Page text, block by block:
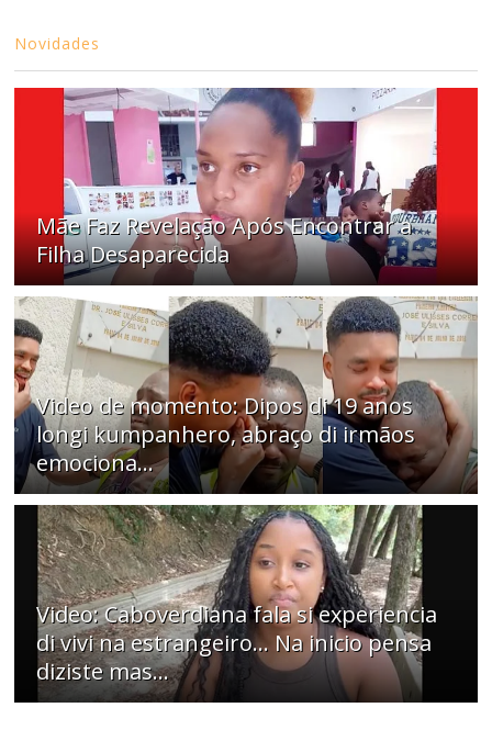
Novidades
Mãe Faz Revelação Após Encontrar a
Filha Desaparecida
Video de momento: Dipos di 19 anos
longi kumpanhero, abraço di irmãos
emociona…
Video: Caboverdiana fala si experiencia
di vivi na estrangeiro... Na inicio pensa
diziste mas...